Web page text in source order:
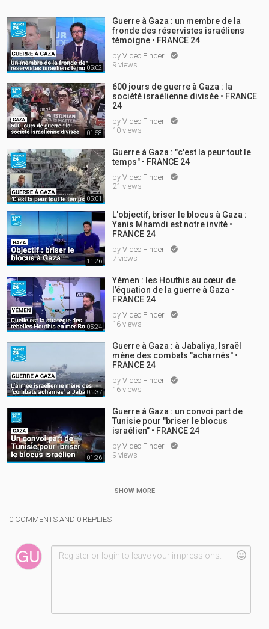
05:02
Guerre à Gaza : un membre de la
fronde des réservistes israéliens
témoigne • FRANCE 24
by Video Finder 
9 views
01:58
600 jours de guerre à Gaza : la
société israélienne divisée • FRANCE
24
by Video Finder 
10 views
05:01
Guerre à Gaza : "c'est la peur tout le
temps" • FRANCE 24
by Video Finder 
21 views
11:26
L'objectif, briser le blocus à Gaza :
Yanis Mhamdi est notre invité •
FRANCE 24
by Video Finder 
7 views
05:24
Yémen : les Houthis au cœur de
l’équation de la guerre à Gaza •
FRANCE 24
by Video Finder 
16 views
01:37
Guerre à Gaza : à Jabaliya, Israël
mène des combats "acharnés'' •
FRANCE 24
by Video Finder 
16 views
01:26
Guerre à Gaza : un convoi part de
Tunisie pour "briser le blocus
israélien" • FRANCE 24
by Video Finder 
9 views
SHOW MORE
0 COMMENTS AND 0 REPLIES